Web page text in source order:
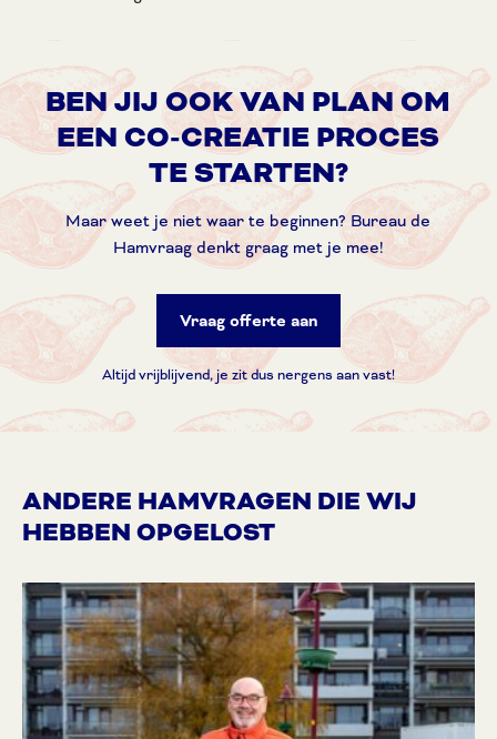
BEN JIJ OOK VAN PLAN OM
EEN CO-CREATIE PROCES
TE STARTEN?
Maar weet je niet waar te beginnen? Bureau de
Hamvraag denkt graag met je mee!
Vraag offerte aan
Altijd vrijblijvend, je zit dus nergens aan vast!
ANDERE HAMVRAGEN DIE WIJ
HEBBEN OPGELOST